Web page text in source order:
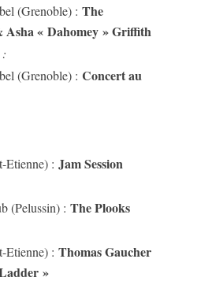
(Grenoble) : The
Asha « Dahomey » Griffith
(Grenoble) : Concert au
Etienne) : Jam Session
(Pelussin) : The Plooks
Etienne) : Thomas Gaucher
»